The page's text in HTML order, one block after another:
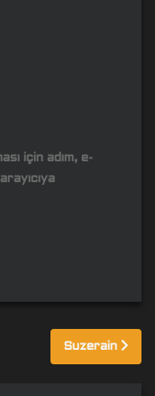
için adım, e-
Suzerain